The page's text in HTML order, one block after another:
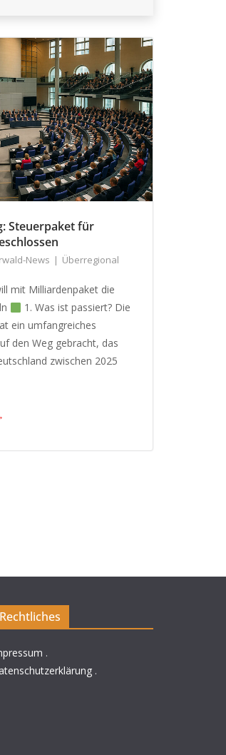
Steuerpaket für
News Überregional
mit Milliardenpaket die
1. Was ist passiert? Die
ein umfangreiches
den Weg gebracht, das
zwischen 2025
Rechtliches
.
.